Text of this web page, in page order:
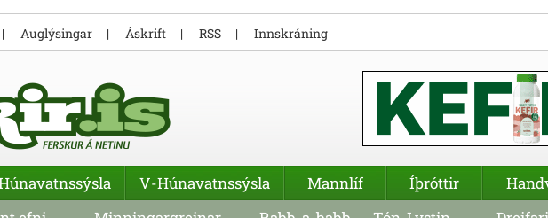
Auglýsingar Áskrift RSS Innskráning
V-Húnavatnssýsla Mannlíf Íþróttir